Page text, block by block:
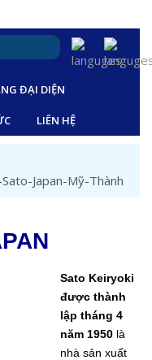
ĐẠI DIỆN
LIÊN HỆ
Japan-Mỹ-Thành
Sato Keiryoki
được thành
lập tháng 4
năm 1950 là
nhà sản xuất